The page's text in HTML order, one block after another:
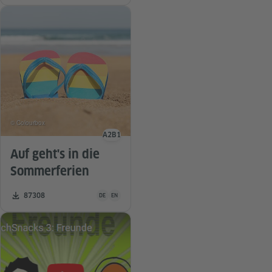
Auf geht's in die
Sommerferien
Zahl der Downloads:
87308 Unterrichtsmaterial ist in folgenden Sprachen
DE EN
© Colourbox
Sprachniveau
A2 B1